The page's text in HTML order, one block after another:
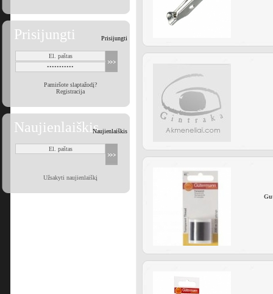
Prisijungti Prisijungti
Pamiršote slaptažodį?
Registracija
NaujienlaiškisNaujienlaiškis
Užsakyti naujienlaiškį